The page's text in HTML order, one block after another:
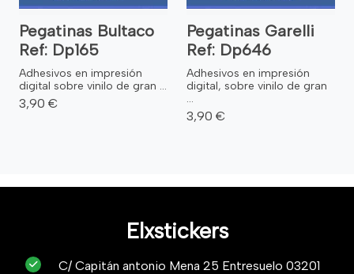
Pegatinas Bultaco
Ref: Dp165
Adhesivos en impresión
digital sobre vinilo de gran ...
3,90 €
Pegatinas Garelli
Ref: Dp646
Adhesivos en impresión
digital, sobre vinilo de gran
...
3,90 €
Elxstickers
C/ Capitán antonio Mena 25 Entresuelo 03201